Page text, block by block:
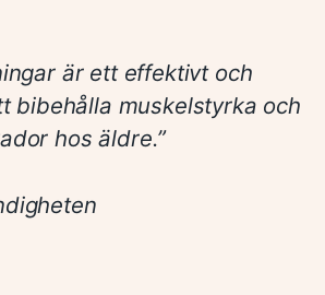
är ett effektivt och
bibehålla muskelstyrka och
hos äldre.”